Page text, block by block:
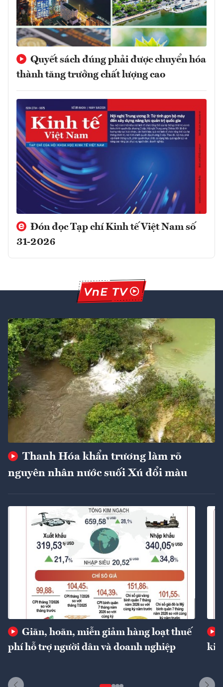
Quyết sách đúng phải được chuyển hóa
thành tăng trưởng chất lượng cao
Đón đọc Tạp chí Kinh tế Việt Nam số
31-2026
Thanh Hóa khẩn trương làm rõ
nguyên nhân nước suối Xú đổi màu
Giãn, hoãn, miễn giảm hàng loạt thuế
phí hỗ trợ người dân và doanh nghiệp